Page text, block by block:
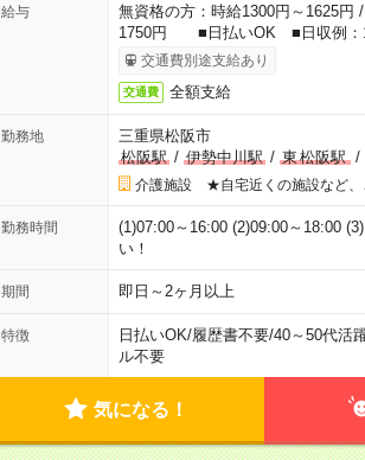
給与
無資格の方：時給1300円～1625円
1750円 ■日払いOK ■日収例：1
交通費別途支給あり
交通費 全額支給
勤務地
三重県松阪市
松阪駅/ 伊勢中川駅/ 東松阪駅 /
介護施設 ★自宅近くの施設など、
勤務時間
(1)07:00～16:00 (2)09:00～18:00
い！
期間 即日～2ヶ月以上
特徴 日払いOK/履歴書不要/40～50代活
ル不要
気になる！